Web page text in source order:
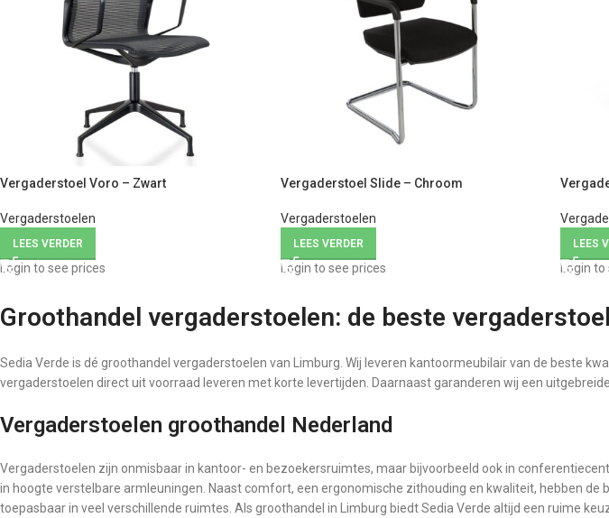
Vergaderstoel Voro – Zwart
Vergaderstoelen
LEES VERDER
Login to see prices
Vergaderstoel Slide – Chroom
Vergaderstoelen
LEES VERDER
Login to see prices
LEES
Login to
Groothandel vergaderstoelen: de beste
Sedia Verde is dé groothandel vergaderstoelen van Limburg. Wij leveren kantoormeubilair van de beste
vergaderstoelen direct uit voorraad leveren met korte levertijden. Daarnaast garanderen wij een
Vergaderstoelen groothandel Nederland
Vergaderstoelen zijn onmisbaar in kantoor- en bezoekersruimtes, maar bijvoorbeeld ook in
in hoogte verstelbare armleuningen. Naast comfort, een ergonomische zithouding en kwaliteit, hebben
toepasbaar in veel verschillende ruimtes. Als groothandel in Limburg biedt Sedia Verde altijd een ruime